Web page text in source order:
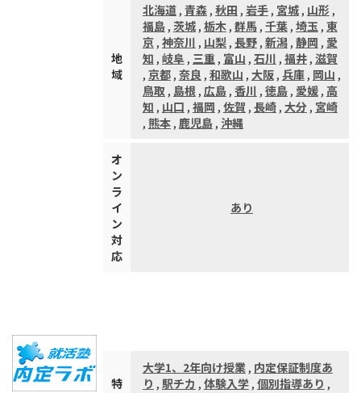
地
域
北海道, 青森, 秋田 , 岩手, 宮城, 山形 ,
福島, 茨城, 栃木, 群馬, 千葉, 埼玉 , 東
京 , 神奈川 , 山梨, 長野, 新潟, 静岡 , 愛
知 , 岐阜, 三重, 富山 , 石川 , 福井, 滋賀
, 京都, 奈良 , 和歌山 , 大阪, 兵庫, 岡山 ,
鳥取 , 島根, 広島, 香川 , 徳島, 愛媛, 高
知 , 山口 , 福岡 , 佐賀 , 長崎, 大分, 宮崎
, 熊本, 鹿児島, 沖縄
オ
ン
ラ
イ
ン
対
応
あり
特
大学1、2年向け授業, 内定保証制度あ
り , 駅チカ , 体験入学, 個別指導あり ,